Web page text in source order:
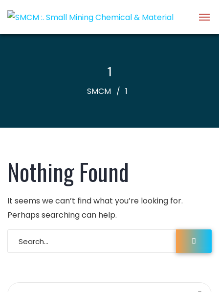
1
SMCM 1
Nothing Found
It seems we can’t find what you’re looking for.
Perhaps searching can help.